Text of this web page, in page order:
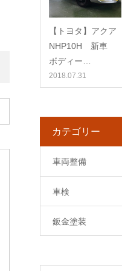
【トヨタ】アクア
NHP10H 新車
ボディー…
2018.07.31
カテゴリー
車両整備
車検
鈑金塗装